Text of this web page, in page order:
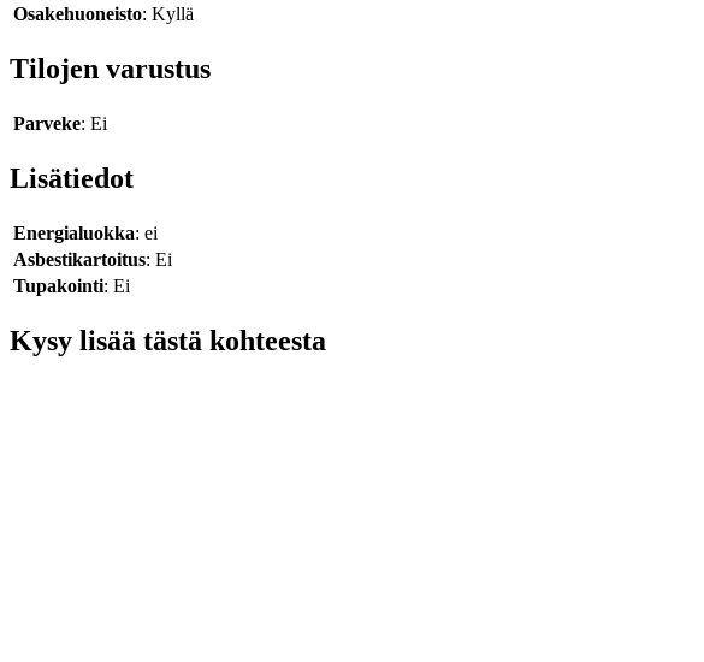
Osakehuoneisto: Kyllä
Tilojen varustus
Parveke: Ei
Lisätiedot
Energialuokka: ei
Asbestikartoitus: Ei
Tupakointi: Ei
Kysy lisää tästä kohteesta